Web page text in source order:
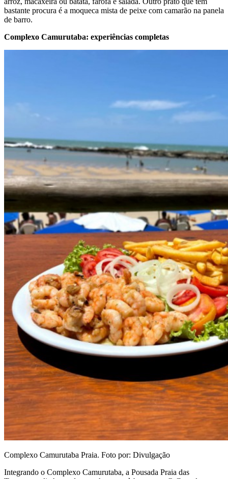
bastante procura é a moqueca mista de peixe com camarão na panela
de barro.
Complexo Camurutaba: experiências completas
Complexo Camurutaba Praia. Foto por: Divulgação
Integrando o Complexo Camurutaba, a Pousada Praia das